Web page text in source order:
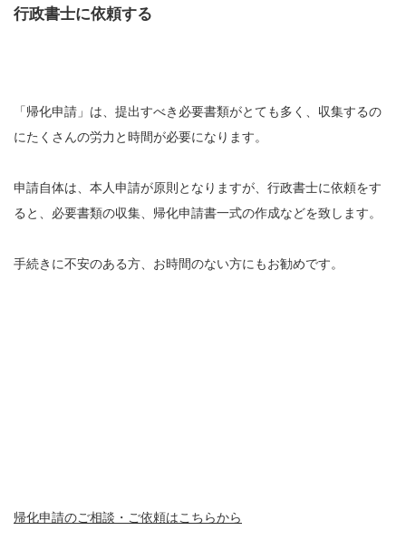
行政書士に依頼する
「帰化申請」は、提出すべき必要書類がとても多く、収集するの
にたくさんの労力と時間が必要になります。
申請自体は、本人申請が原則となりますが、行政書士に依頼をす
ると、必要書類の収集、帰化申請書一式の作成などを致します。
手続きに不安のある方、お時間のない方にもお勧めです。
帰化申請のご相談・ご依頼はこちらから